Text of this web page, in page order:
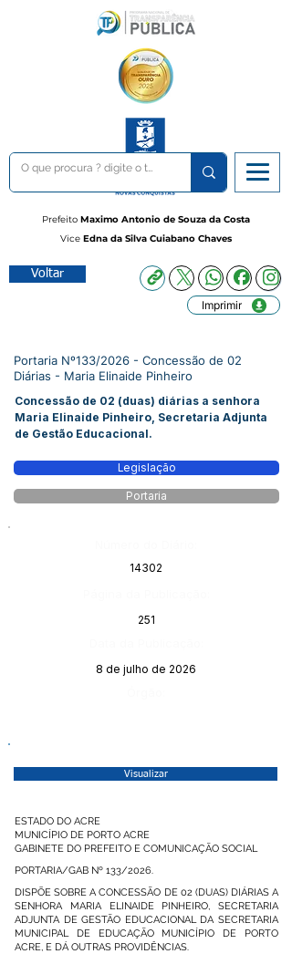
Prefeito Maximo Antonio de Souza da Costa
Vice Edna da Silva Cuiabano Chaves
Voltar
Imprimir
Portaria Nº133/2026 - Concessão de 02
Diárias - Maria Elinaide Pinheiro
Concessão de 02 (duas) diárias a senhora
Maria Elinaide Pinheiro, Secretaria Adjunta
de Gestão Educacional.
Legislação
Portaria
14302
251
8 de julho de 2026
Visualizar
ESTADO DO ACRE
MUNICÍPIO DE PORTO ACRE
GABINETE DO PREFEITO E COMUNICAÇÃO SOCIAL
PORTARIA/GAB Nº 133/2026.
DISPÕE SOBRE A CONCESSÃO DE 02 (DUAS) DIÁRIAS A
SENHORA MARIA ELINAIDE PINHEIRO, SECRETARIA
ADJUNTA DE GESTÃO EDUCACIONAL DA SECRETARIA
MUNICIPAL DE EDUCAÇÃO MUNICÍPIO DE PORTO
ACRE, E DÁ OUTRAS PROVIDÊNCIAS.